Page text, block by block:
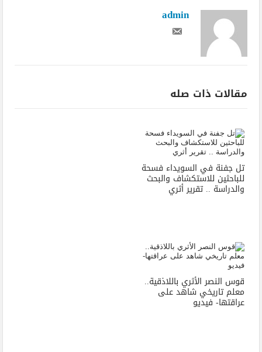
admin
مقالات ذات صله
تل جفنة في السويداء فسحة
للباحثين للاستكشاف والبحث
والدراسة .. تقرير أثري
قوس النصر الأثري باللاذقية..
معلم تاريخي شاهد على
عراقتها- فيديو